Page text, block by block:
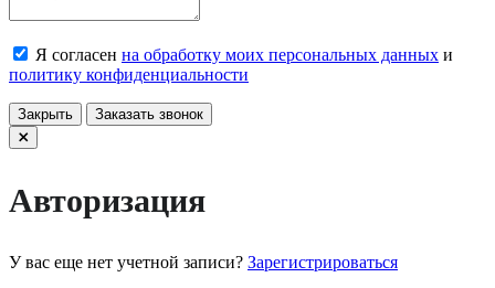
Я согласен на обработку моих персональных данных и
политику конфиденциальности
Закрыть Заказать звонок
Авторизация
У вас еще нет учетной записи? Зарегистрироваться